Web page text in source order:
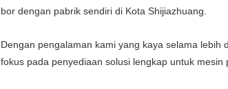
bor dengan pabrik sendiri di Kota Shijiazhuang.
Dengan pengalaman kami yang kaya selama
fokus pada penyediaan solusi lengkap untuk mesin